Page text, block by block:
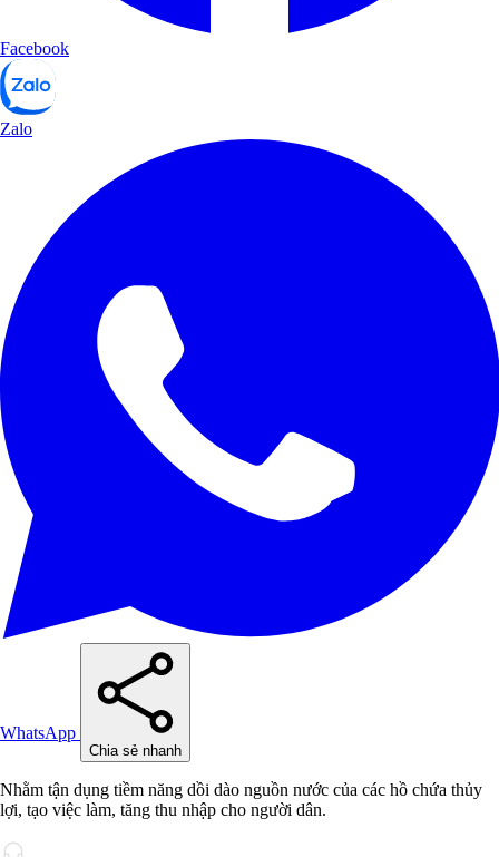
Facebook
Zalo
WhatsApp
Chia sẻ nhanh
Nhằm tận dụng tiềm năng dồi dào nguồn nước của các hồ chứa thủy
lợi, tạo việc làm, tăng thu nhập cho người dân.